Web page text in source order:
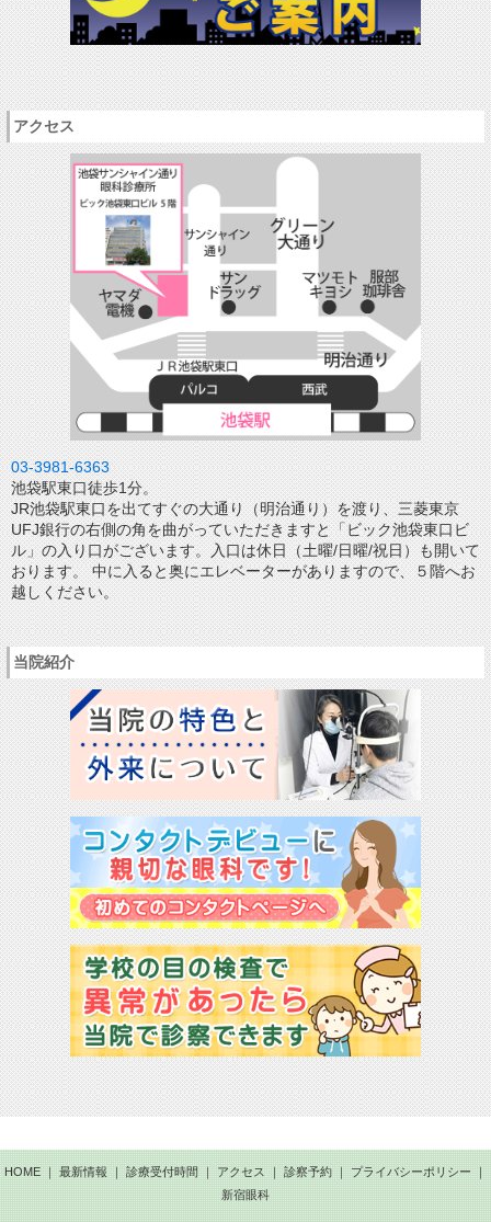
アクセス
03-3981-6363
池袋駅東口徒歩1分。
JR池袋駅東口を出てすぐの大通り（明治通り）を渡り、三菱東京
UFJ銀行の右側の角を曲がっていただきますと「ビック池袋東口ビ
ル」の入り口がございます。入口は休日（土曜/日曜/祝日）も開いて
おります。 中に入ると奥にエレベーターがありますので、５階へお
越しください。
当院紹介
HOME｜最新情報｜診療受付時間｜アクセス｜診察予約｜プライバシーポリシー｜
新宿眼科